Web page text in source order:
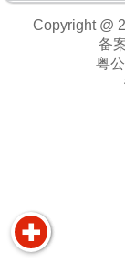
Copyright @
备
粤